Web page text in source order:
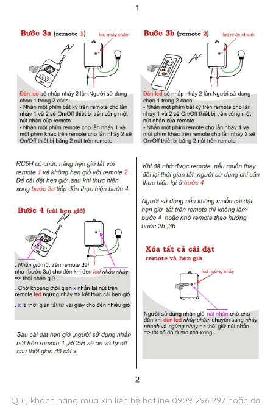
Quý khách hàng mua xin liên hệ hotline 0909 296 297 hoặc đại